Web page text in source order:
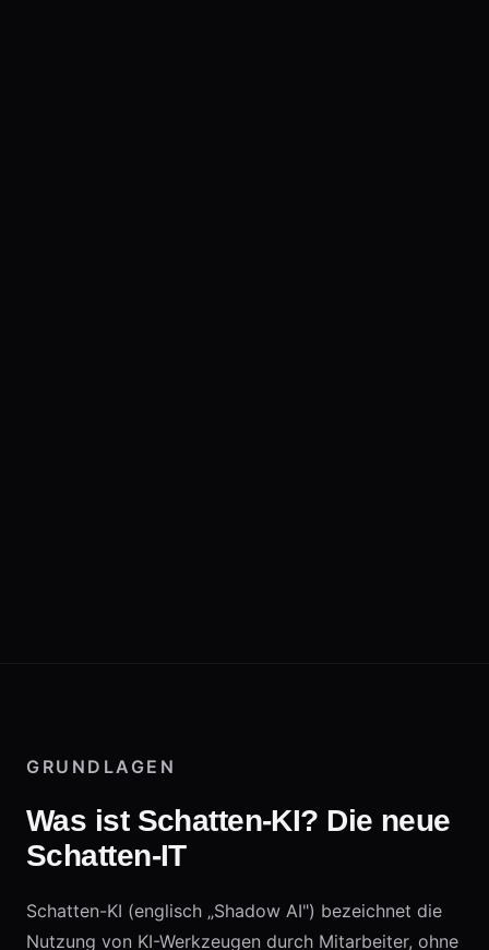
GRUNDLAGEN
Was ist Schatten-KI? Die neue
Schatten-IT
Schatten-KI (englisch „Shadow AI") bezeichnet die
Nutzung von KI-Werkzeugen durch Mitarbeiter, ohne